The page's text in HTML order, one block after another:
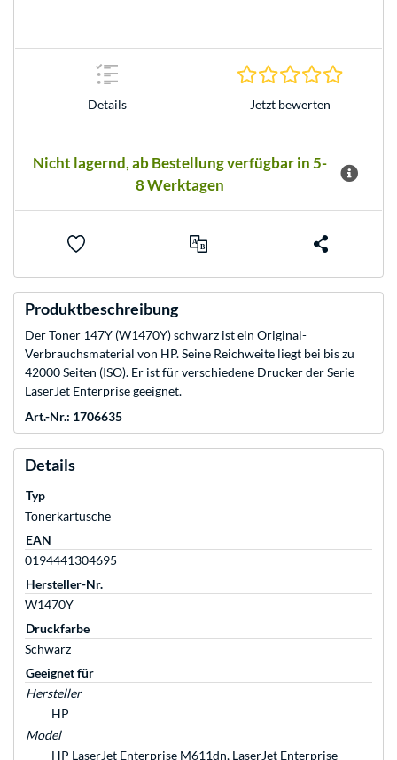
Details Jetzt bewerten
Nicht lagernd, ab Bestellung verfügbar in 5-
8 Werktagen
Produktbeschreibung
Der Toner 147Y (W1470Y) schwarz ist ein Original-
Verbrauchsmaterial von HP. Seine Reichweite liegt bei bis zu
42000 Seiten (ISO). Er ist für verschiedene Drucker der Serie
LaserJet Enterprise geeignet.
Art.-Nr.: 1706635
Details
Typ
Tonerkartusche
EAN
0194441304695
Hersteller-Nr.
W1470Y
Druckfarbe
Schwarz
Geeignet für
Hersteller
HP
Model
HP LaserJet Enterprise M611dn, LaserJet Enterprise